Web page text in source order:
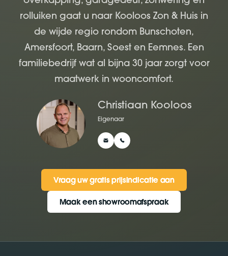
rolluiken gaat u naar Kooloos Zon & Huis in
de wijde regio rondom Bunschoten,
Amersfoort, Baarn, Soest en Eemnes. Een
familiebedrijf wat al bijna 30 jaar zorgt voor
maatwerk in wooncomfort.
Christiaan Kooloos
Eigenaar
Vraag uw gratis prijsindicatie aan
Vraag uw gratis prijsindicatie aan
Maak een showroomafspraak
Maak een showroomafspraak